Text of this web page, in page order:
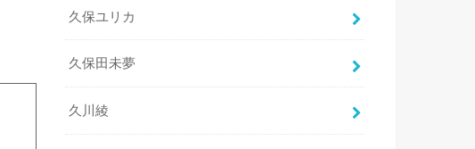
久保ユリカ
久保田未夢
久川綾